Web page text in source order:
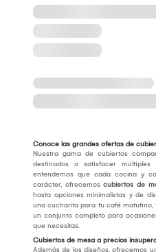
Conoce las grandes ofertas de
Nuestra gama de cubiertos
destinados a satisfacer
entendemos que cada cocina y
carácter, ofrecemos cubiertos de
hasta opciones minimalistas y de
una cucharita para tu café matutino,
un conjunto completo para
que necesitas.
Cubiertos de mesa a precios
Además de los diseños, ofrecemos